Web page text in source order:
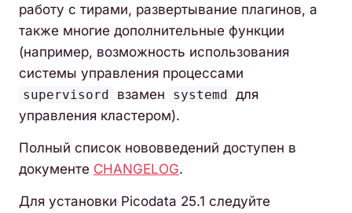
работу с тирами, развертывание плагинов, а
также многие дополнительные функции
(например, возможность использования
системы управления процессами
supervisord взамен systemd для
управления кластером).
Полный список нововведений доступен в
документе CHANGELOG.
Для установки Picodata 25.1 следуйте